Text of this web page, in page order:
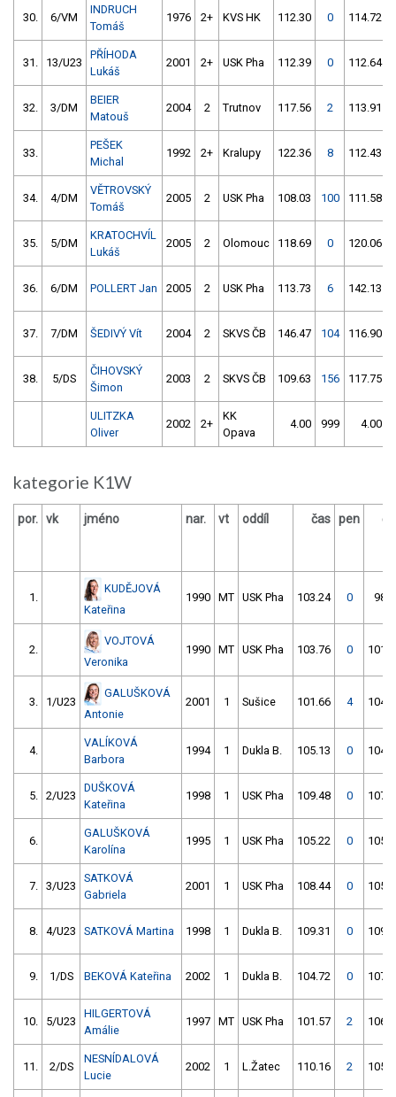
30. 6/VM
INDRUCH
Tomáš
1976 2+ KVS HK 112.30 0 114.72
31. 13/U23
PŘÍHODA
Lukáš
2001 2+ USK Pha 112.39 0 112.64
32. 3/DM
BEIER
Matouš
2004 2 Trutnov 117.56 2 113.91
33.
PEŠEK
Michal
1992 2+ Kralupy 122.36 8 112.43
34. 4/DM
VĚTROVSKÝ
Tomáš
2005 2 USK Pha 108.03 100 111.58
35. 5/DM
KRATOCHVÍL
Lukáš
2005 2 Olomouc 118.69 0 120.06
36. 6/DM POLLERT Jan 2005 2 USK Pha 113.73 6 142.13
37. 7/DM ŠEDIVÝ Vít 2004 2 SKVS ČB 146.47 104 116.90
38. 5/DS
ČIHOVSKÝ
Šimon
2003 2 SKVS ČB 109.63 156 117.75
ULITZKA
Oliver
2002 2+
KK
Opava
4.00 999 4.00
kategorie K1W
por. vk jméno nar. vt oddíl čas pen
1.
KUDĚJOVÁ
Kateřina
1990 MT USK Pha 103.24 0
2.
VOJTOVÁ
Veronika
1990 MT USK Pha 103.76 0
3. 1/U23
GALUŠKOVÁ
Antonie
2001 1 Sušice 101.66 4
4.
VALÍKOVÁ
Barbora
1994 1 Dukla B. 105.13 0
5. 2/U23
DUŠKOVÁ
Kateřina
1998 1 USK Pha 109.48 0
6.
GALUŠKOVÁ
Karolína
1995 1 USK Pha 105.22 0
7. 3/U23
SATKOVÁ
Gabriela
2001 1 USK Pha 108.44 0
8. 4/U23 SATKOVÁ Martina 1998 1 Dukla B. 109.31 0
9. 1/DS BEKOVÁ Kateřina 2002 1 Dukla B. 104.72 0
10. 5/U23
HILGERTOVÁ
Amálie
1997 MT USK Pha 101.57 2
11. 2/DS
NESNÍDALOVÁ
Lucie
2002 1 L.Žatec 110.16 2